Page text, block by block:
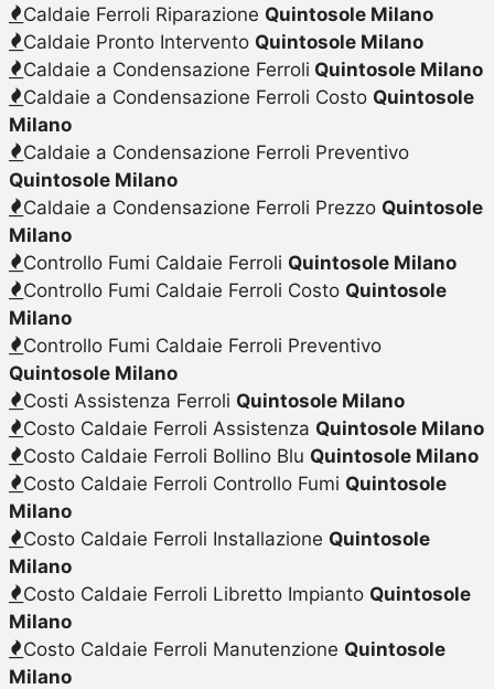
Caldaie Ferroli Riparazione Quintosole Milano
Caldaie Pronto Intervento Quintosole Milano
Caldaie a Condensazione Ferroli Quintosole Milano
Caldaie a Condensazione Ferroli Costo Quintosole
Milano
Caldaie a Condensazione Ferroli Preventivo
Quintosole Milano
Caldaie a Condensazione Ferroli Prezzo Quintosole
Milano
Controllo Fumi Caldaie Ferroli Quintosole Milano
Controllo Fumi Caldaie Ferroli Costo Quintosole
Milano
Controllo Fumi Caldaie Ferroli Preventivo
Quintosole Milano
Costi Assistenza Ferroli Quintosole Milano
Costo Caldaie Ferroli Assistenza Quintosole Milano
Costo Caldaie Ferroli Bollino Blu Quintosole Milano
Costo Caldaie Ferroli Controllo Fumi Quintosole
Milano
Costo Caldaie Ferroli Installazione Quintosole
Milano
Costo Caldaie Ferroli Libretto Impianto Quintosole
Milano
Costo Caldaie Ferroli Manutenzione Quintosole
Milano